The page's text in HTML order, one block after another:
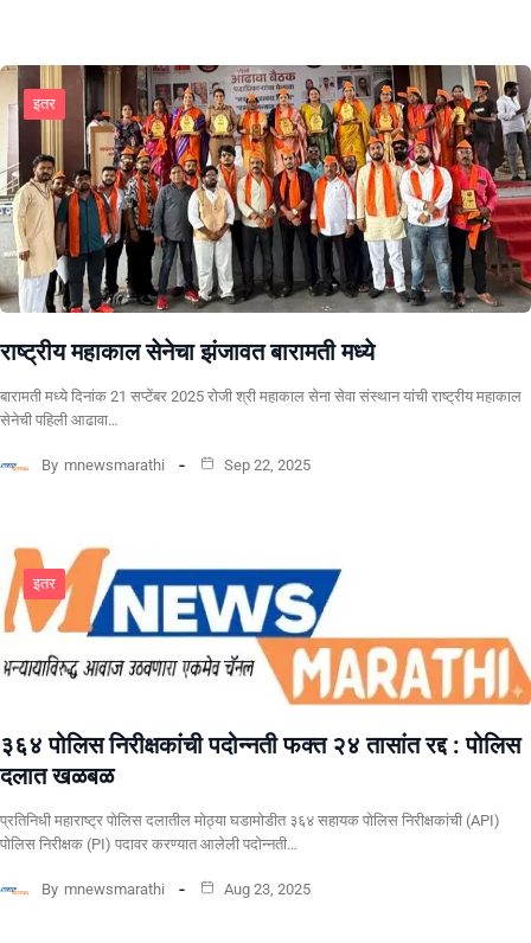
इतर
राष्ट्रीय महाकाल सेनेचा झंजावत बारामती मध्ये
बारामती मध्ये दिनांक 21 सप्टेंबर 2025 रोजी श्री महाकाल सेना सेवा संस्थान यांची राष्ट्रीय महाकाल
सेनेची पहिली आढावा…
By mnewsmarathi Sep 22, 2025
इतर
३६४ पोलिस निरीक्षकांची पदोन्नती फक्त २४ तासांत रद्द : पोलिस
दलात खळबळ
प्रतिनिधी महाराष्ट्र पोलिस दलातील मोठ्या घडामोडीत ३६४ सहायक पोलिस निरीक्षकांची (API)
पोलिस निरीक्षक (PI) पदावर करण्यात आलेली पदोन्नती…
By mnewsmarathi Aug 23, 2025